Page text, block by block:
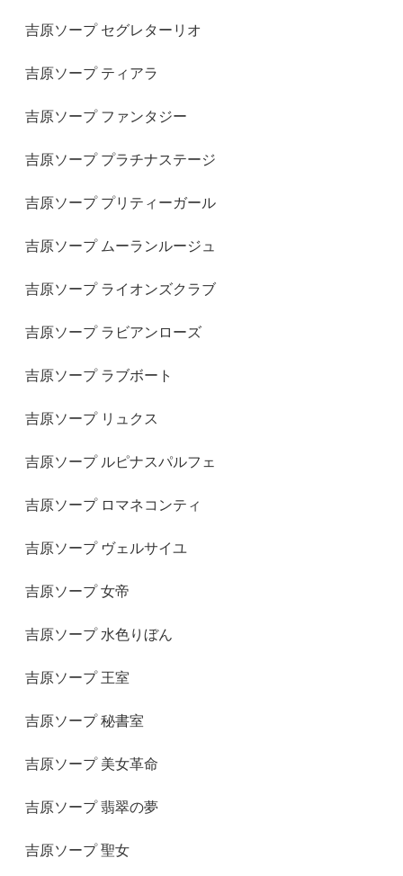
吉原ソープ セグレターリオ
吉原ソープ ティアラ
吉原ソープ ファンタジー
吉原ソープ プラチナステージ
吉原ソープ プリティーガール
吉原ソープ ムーランルージュ
吉原ソープ ライオンズクラブ
吉原ソープ ラビアンローズ
吉原ソープ ラブボート
吉原ソープ リュクス
吉原ソープ ルピナスパルフェ
吉原ソープ ロマネコンティ
吉原ソープ ヴェルサイユ
吉原ソープ 女帝
吉原ソープ 水色りぼん
吉原ソープ 王室
吉原ソープ 秘書室
吉原ソープ 美女革命
吉原ソープ 翡翠の夢
吉原ソープ 聖女